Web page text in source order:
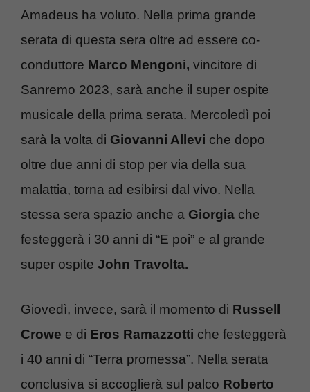
Amadeus ha voluto. Nella prima grande
serata di questa sera oltre ad essere co-
conduttore Marco Mengoni, vincitore di
Sanremo 2023, sarà anche il super ospite
musicale della prima serata. Mercoledì poi
sarà la volta di Giovanni Allevi che dopo
oltre due anni di stop per via della sua
malattia, torna ad esibirsi dal vivo. Nella
stessa sera spazio anche a Giorgia che
festeggerà i 30 anni di “E poi” e al grande
super ospite John Travolta.
Giovedì, invece, sarà il momento di Russell
Crowe e di Eros Ramazzotti che festeggerà
i 40 anni di “Terra promessa”. Nella serata
conclusiva si accoglierà sul palco Roberto